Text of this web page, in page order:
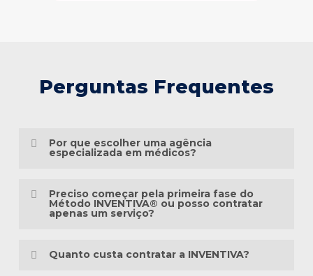
Perguntas Frequentes
Por que escolher uma agência
especializada em médicos?
mais do que conhecimento em publicidade.
paciente, as particularidades das
Preciso começar pela primeira fase do
Método INVENTIVA® ou posso contratar
apenas um serviço?
Quanto custa contratar a INVENTIVA?